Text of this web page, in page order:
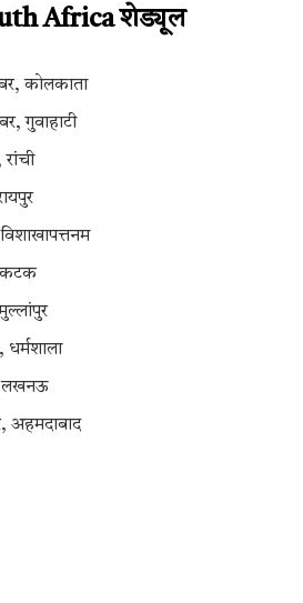
Africa शेड्यूल
कोलकाता
गुवाहाटी
कटक
धर्मशाला
लखनऊ
अहमदाबाद